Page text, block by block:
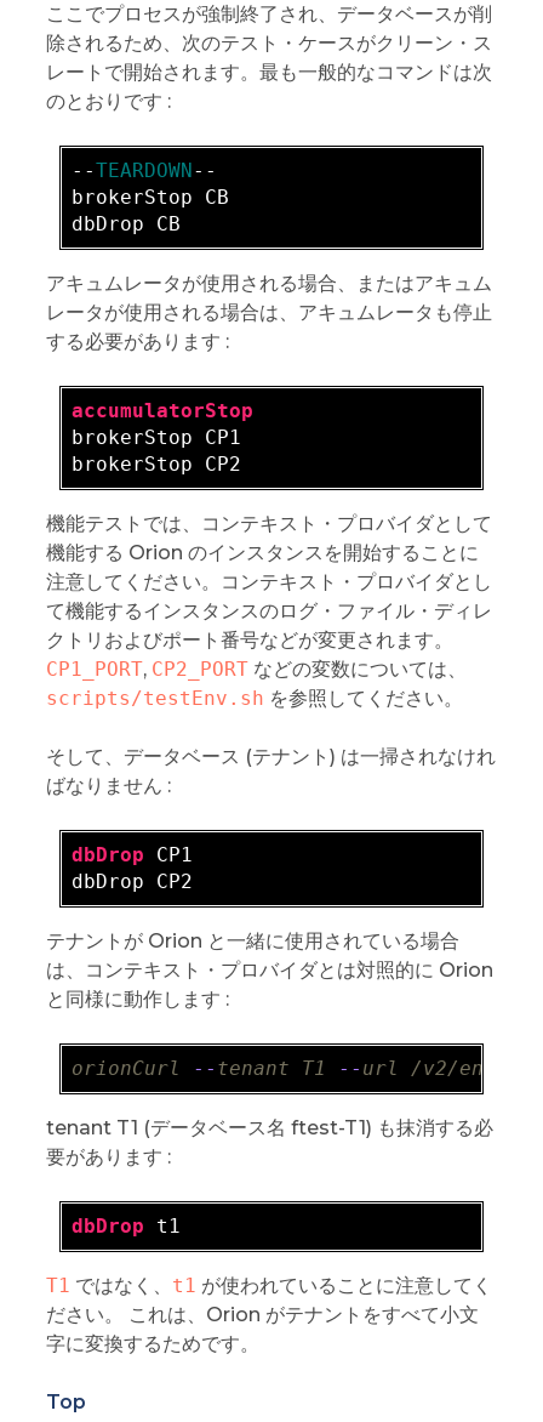
ここでプロセスが強制終了され、データベースが削
除されるため、次のテスト・ケースがクリーン・ス
レートで開始されます。最も一般的なコマンドは次
のとおりです :
- -TEARDOWN
brokerStop CB
アキュムレータが使用される場合、またはアキュム
レータが使用される場合は、アキュムレータも停止
する必要があります :
accumulatorStop
brokerStop CP1
機能テストでは、コンテキスト・プロバイダとして
機能する Orion のインスタンスを開始することに
注意してください。コンテキスト・プロバイダとし
て機能するインスタンスのログ・ファイル・ディレ
クトリおよびポート番号などが変更されます。
CP1_PORT, CP2_PORTなどの変数については、
scripts/testEnv.sh を参照してください。
そして、データベース (テナント) は一掃されなけれ
ばなりません :
dbDrop CP1
テナントが Orion と一緒に使用されている場合
は、コンテキスト・プロバイダとは対照的に Orion
と同様に動作します :
orionCurl - - tenant T1 - - url /v2/
tenant T1 (データベース名 ftest-T1) も抹消する必
要があります :
dbDrop
T1 ではなく、 t1 が使われていることに注意してく
ださい。 これは、Orion がテナントをすべて小文
字に変換するためです。
Top